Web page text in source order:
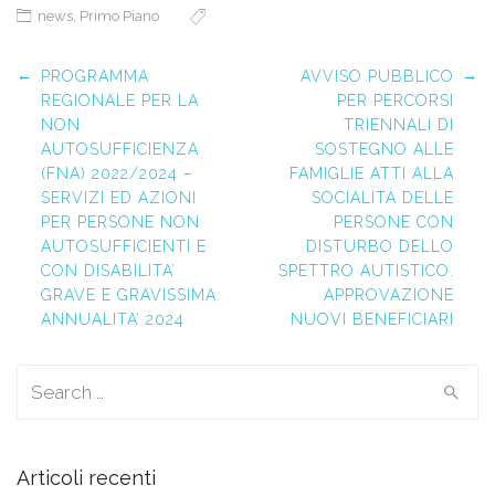
news, Primo Piano
Post navigation
←
PROGRAMMA
REGIONALE PER LA
NON
AUTOSUFFICIENZA
(FNA) 2022/2024 –
SERVIZI ED AZIONI
PER PERSONE NON
AUTOSUFFICIENTI E
CON DISABILITA’
GRAVE E GRAVISSIMA.
ANNUALITA’ 2024
AVVISO PUBBLICO
PER PERCORSI
TRIENNALI DI
SOSTEGNO ALLE
FAMIGLIE ATTI ALLA
SOCIALITÀ DELLE
PERSONE CON
DISTURBO DELLO
SPETTRO AUTISTICO.
APPROVAZIONE
NUOVI BENEFICIARI
→
Articoli recenti